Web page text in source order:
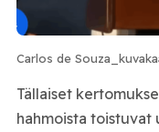
Carlos de
Tällaiset
hahmoista toistuvat